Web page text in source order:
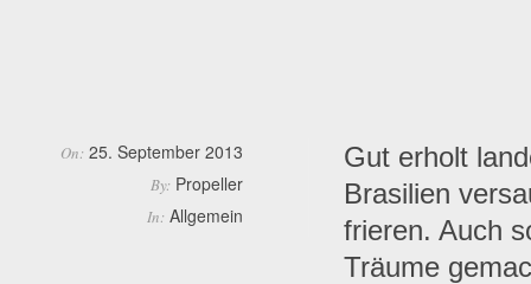
On: 25. September 2013
By: Propeller
In: Allgemein
Gut erholt
Brasilien
frieren. Auch
Träume